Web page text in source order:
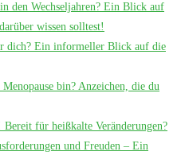
den Wechseljahren? Ein Blick auf
wissen solltest!
dich? Ein informeller Blick auf die
bin? Anzeichen, die du
für heißkalte Veränderungen?
und Freuden – Ein